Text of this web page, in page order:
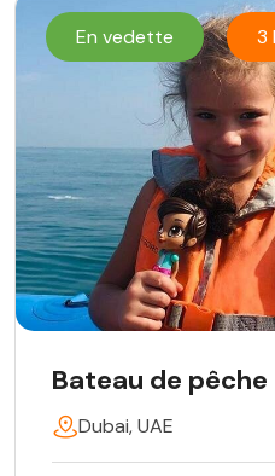
En vedette 3
Bateau de
Dubai, UAE